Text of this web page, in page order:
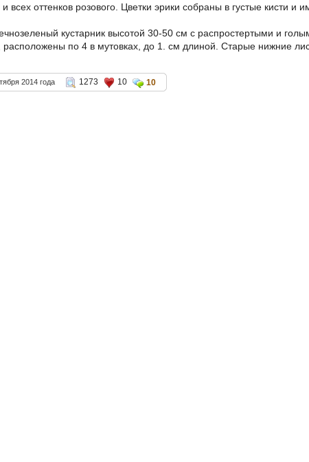
всех оттенков розового. Цветки эрики собраны в густые кисти
кустарник высотой 30-50 см с распростертыми и
по 4 в мутовках, до 1. см длиной. Старые нижние
2014 года 1273 10 10